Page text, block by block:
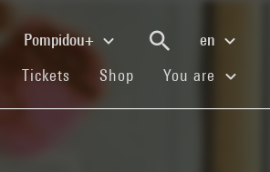
Pompidou+
en
(current)
Tickets (current)
Shop (current)You are